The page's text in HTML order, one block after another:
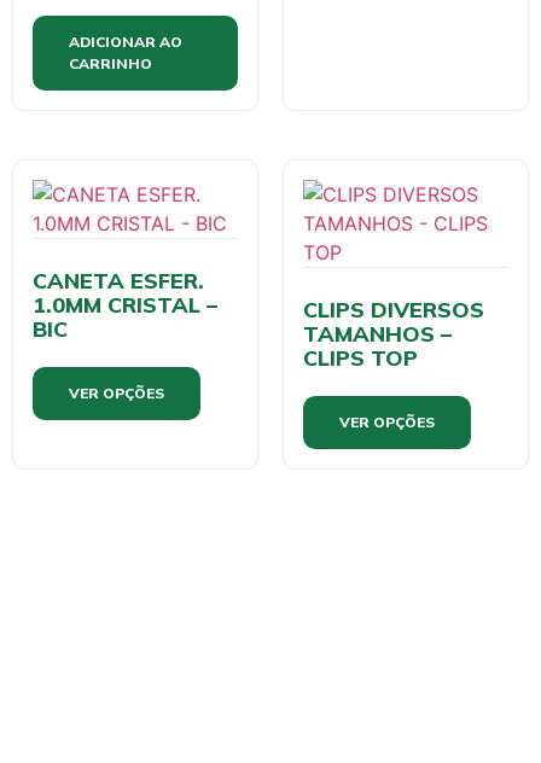
ADICIONAR AO
CARRINHO
CANETA ESFER.
1.0MM CRISTAL –
BIC
VER OPÇÕES
CLIPS DIVERSOS
TAMANHOS –
CLIPS TOP
VER OPÇÕES